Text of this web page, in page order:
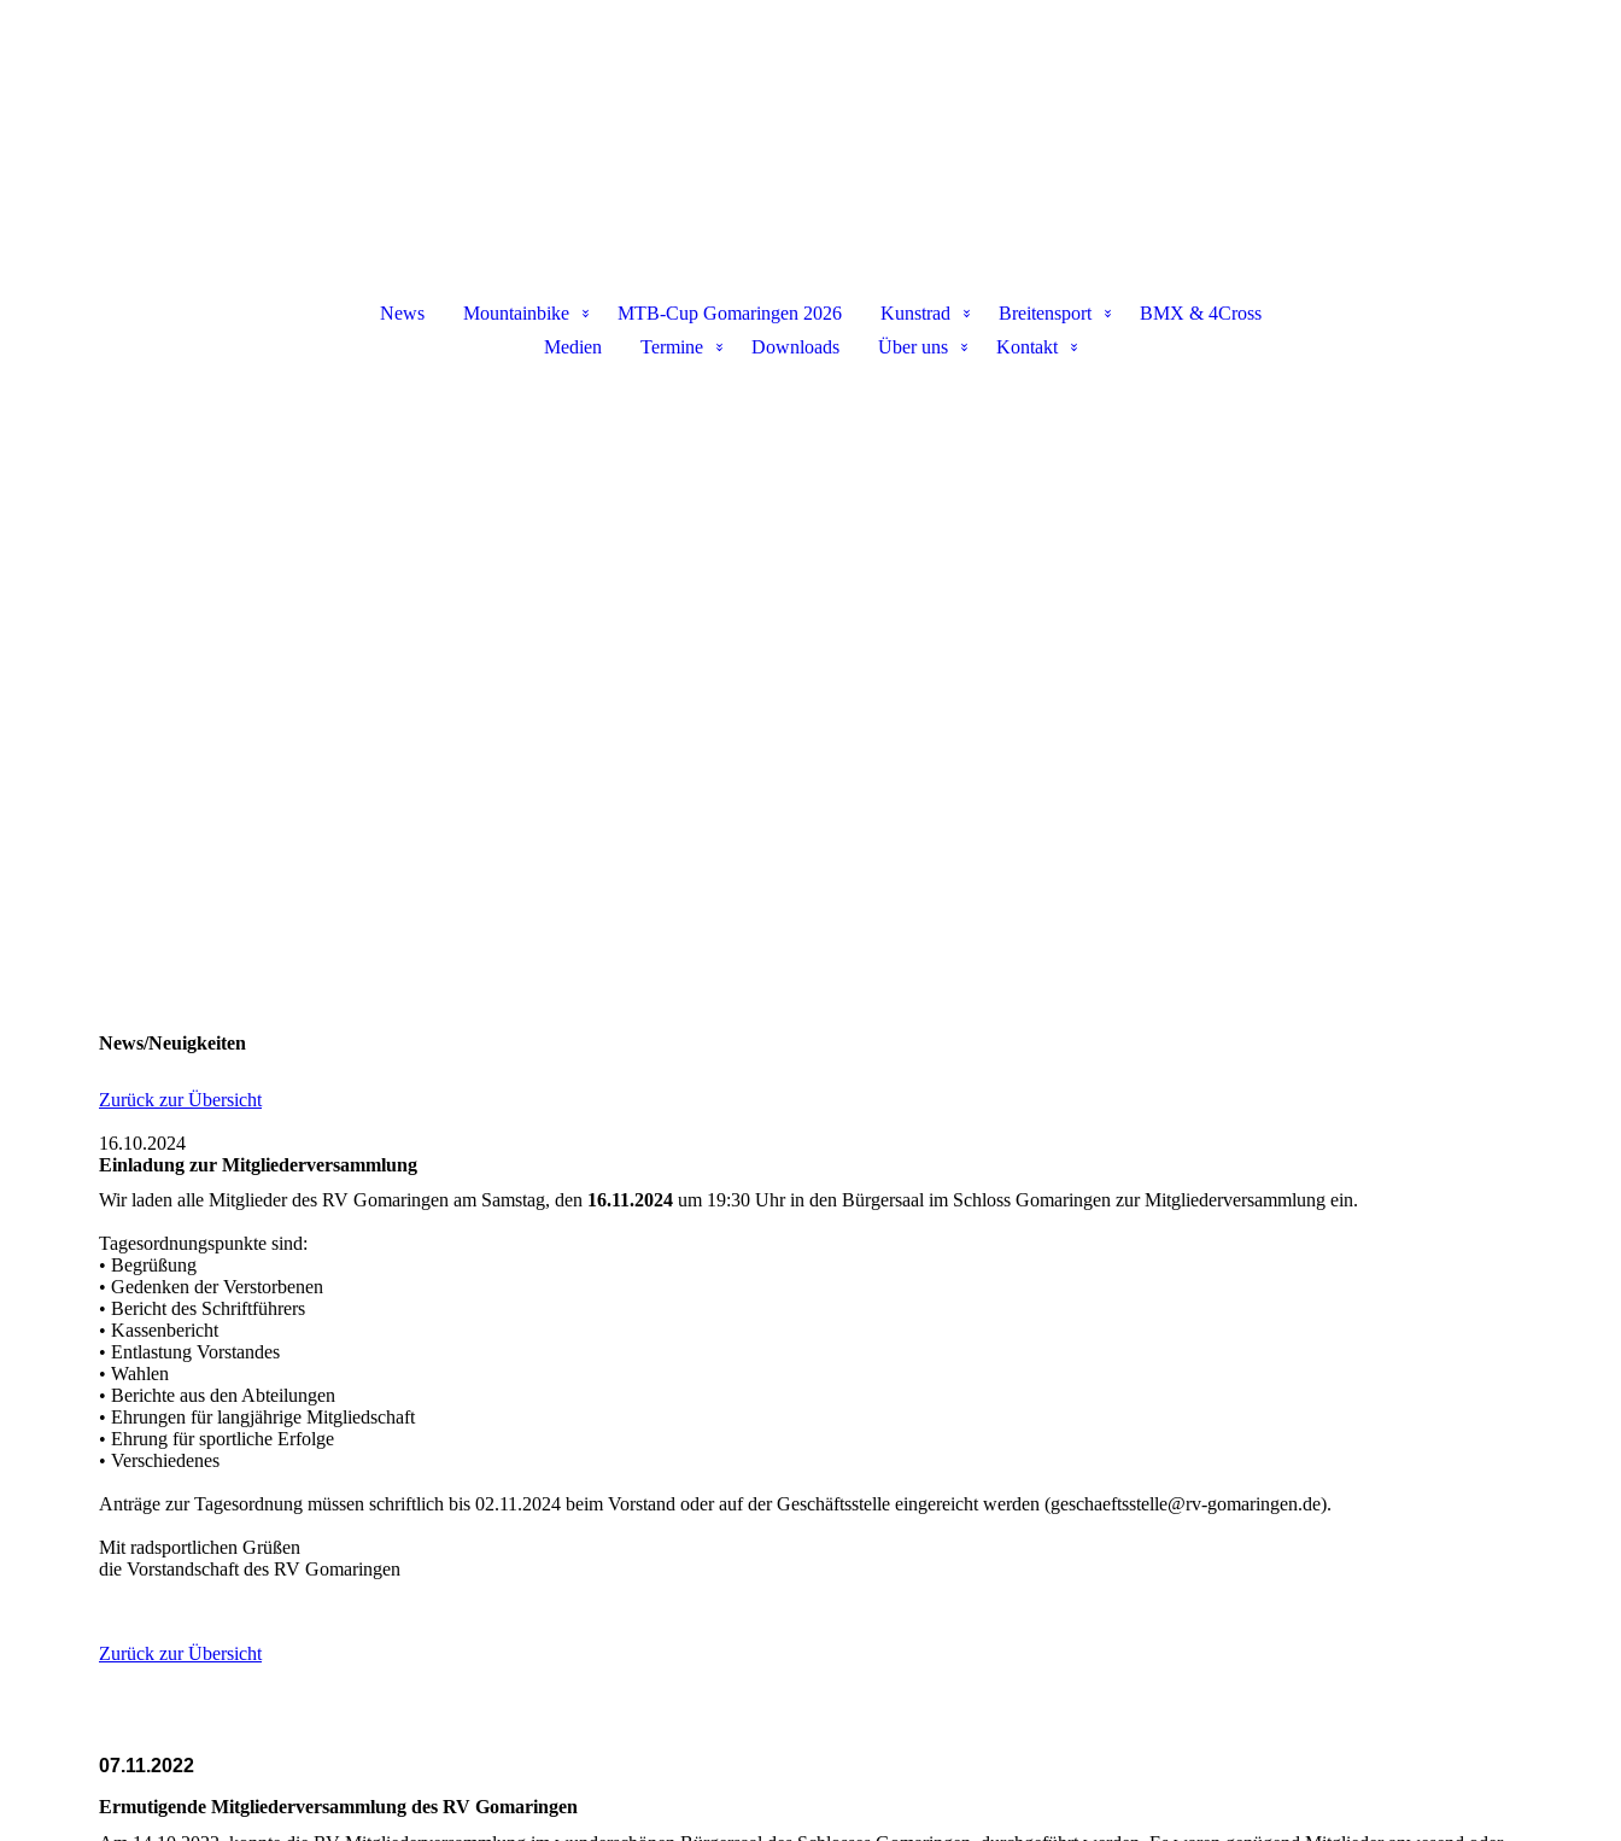
News Mountainbike MTB-Cup Gomaringen 2026 Kunstrad Breitensport
BMX & 4Cross
Medien
Termine Downloads Über uns Kontakt
News/Neuigkeiten
Zurück zur Übersicht
16.10.2024
Einladung zur Mitgliederversammlung
Wir laden alle Mitglieder des RV Gomaringen am Samstag, den 16.11.2024 um 19:30 Uhr in den Bürgersaal im Schloss Gomaringen zur Mitgliederversammlung ein.
Tagesordnungspunkte sind:
• Begrüßung
• Gedenken der Verstorbenen
• Bericht des Schriftführers
• Kassenbericht
• Entlastung Vorstandes
• Wahlen
• Berichte aus den Abteilungen
• Ehrungen für langjährige Mitgliedschaft
• Ehrung für sportliche Erfolge
• Verschiedenes
Anträge zur Tagesordnung müssen schriftlich bis 02.11.2024 beim Vorstand oder auf der Geschäftsstelle eingereicht werden (geschaeftsstelle@rv-gomaringen.de).
Mit radsportlichen Grüßen
die Vorstandschaft des RV Gomaringen
Zurück zur Übersicht
07.11.2022
Ermutigende Mitgliederversammlung des RV Gomaringen